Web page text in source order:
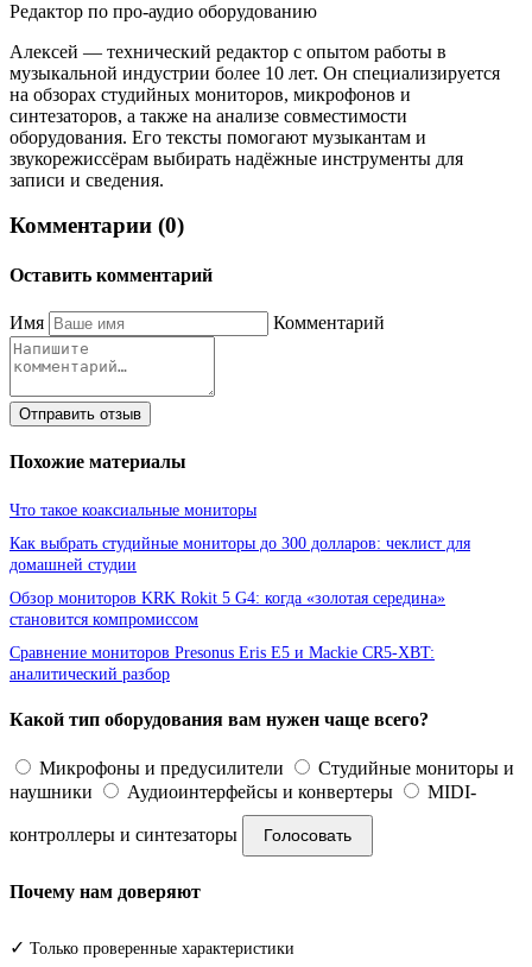
Редактор по про-аудио оборудованию
Алексей — технический редактор с опытом работы в
музыкальной индустрии более 10 лет. Он специализируется
на обзорах студийных мониторов, микрофонов и
синтезаторов, а также на анализе совместимости
оборудования. Его тексты помогают музыкантам и
звукорежиссёрам выбирать надёжные инструменты для
записи и сведения.
Комментарии (0)
Оставить комментарий
Имя Комментарий
Отправить отзыв
Похожие материалы
Что такое коаксиальные мониторы
Как выбрать студийные мониторы до 300 долларов: чеклист для
домашней студии
Обзор мониторов KRK Rokit 5 G4: когда «золотая середина»
становится компромиссом
Сравнение мониторов Presonus Eris E5 и Mackie CR5-XBT:
аналитический разбор
Какой тип оборудования вам нужен чаще всего?
Микрофоны и предусилители
Студийные мониторы и
наушники
Аудиоинтерфейсы и конвертеры MIDI-
контроллеры и синтезаторы Голосовать
Почему нам доверяют
✓ Только проверенные характеристики